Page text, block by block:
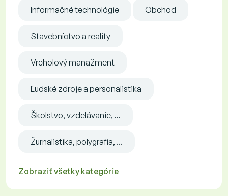
Informačné technológie Obchod
Stavebníctvo a reality
Vrcholový manažment
Ľudské zdroje a personalistika
Školstvo, vzdelávanie, ...
Žurnalistika, polygrafia, ...
Zobraziť všetky kategórie